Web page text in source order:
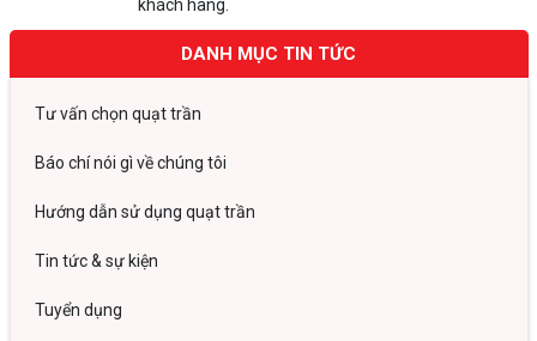
khách hàng.
DANH MỤC TIN TỨC
Tư vấn chọn quạt trần
Báo chí nói gì về chúng tôi
Hướng dẫn sử dụng quạt trần
Tin tức & sự kiện
Tuyển dụng